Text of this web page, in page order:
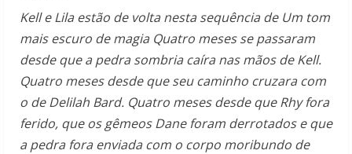
Kell e Lila estão de volta nesta sequência de Um tom
mais escuro de magia Quatro meses se passaram
desde que a pedra sombria caíra nas mãos de Kell.
Quatro meses desde que seu caminho cruzara com
o de Delilah Bard. Quatro meses desde que Rhy fora
ferido, que os gêmeos Dane foram derrotados e que
a pedra fora enviada com o corpo moribundo de